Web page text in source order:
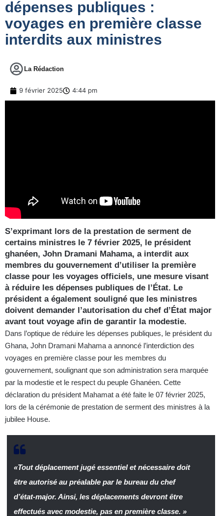
dépenses publiques :
voyages en première classe
interdits aux ministres
La Rédaction
9 février 2025 4:44 pm
S’exprimant lors de la prestation de serment de
certains ministres le 7 février 2025, le président
ghanéen, John Dramani Mahama, a interdit aux
membres du gouvernement d’utiliser la première
classe pour les voyages officiels, une mesure visant
à réduire les dépenses publiques de l’État. Le
président a également souligné que les ministres
doivent demander l’autorisation du chef d’État major
avant tout voyage afin de garantir la modestie.
Dans l’optique de réduire les dépenses publiques, le président du
Ghana, John Dramani Mahama a annoncé l’interdiction des
voyages en première classe pour les membres du
gouvernement, soulignant que son administration sera marquée
par la modestie et le respect du peuple Ghanéen. Cette
déclaration du président Mahamat a été faite le 07 février 2025,
lors de la cérémonie de prestation de serment des ministres à la
jubilee House.
«Tout déplacement jugé essentiel et nécessaire doit
être autorisé au préalable par le bureau du chef
d’état-major. Ainsi, les déplacements devront être
effectués avec modestie, pas en première classe. »